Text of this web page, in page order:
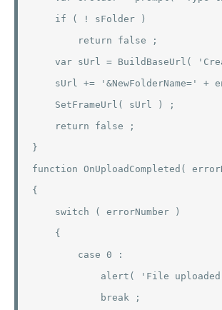
if ( ! sFolder )
return false ;
var sUrl = BuildBaseUrl(
sUrl += '&NewFolderName=' +
SetFrameUrl( sUrl ) ;
return false ;
}
function OnUploadCompleted(
{
switch ( errorNumber )
{
case 0 :
alert( 'File uploaded
break ;